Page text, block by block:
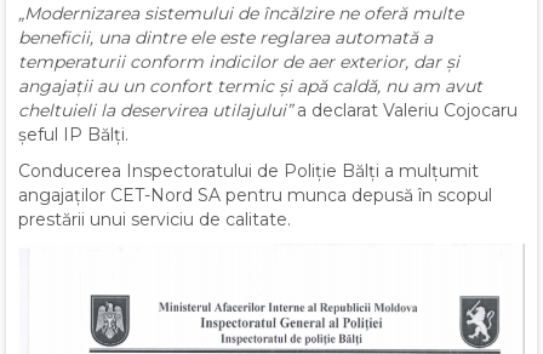
„Modernizarea sistemului de încălzire ne oferă multe
beneficii, una dintre ele este reglarea automată a
temperaturii conform indicilor de aer exterior, dar și
angajații au un confort termic și apă caldă, nu am avut
cheltuieli la deservirea utilajului”a declarat Valeriu Cojocaru
șeful IP Bălți.
Conducerea Inspectoratului de Poliție Bălți a mulțumit
angajaților CET-Nord SA pentru munca depusă în scopul
prestării unui serviciu de calitate.